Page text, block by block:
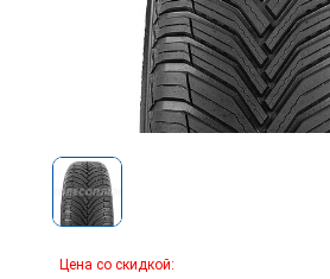
Цена со скидкой: